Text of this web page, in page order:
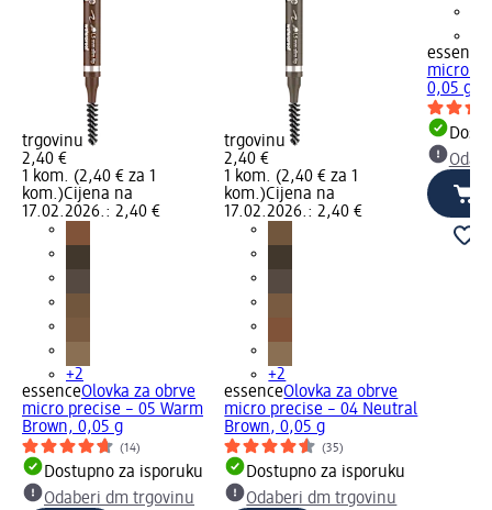
trgovinu
2,40 €
1 kom. (2,40 € za 1
kom.)Cijena na
17.02.2026.: 2,40 €
+2
essenceOlovka za obrve
micro precise – 05 Warm
Brown, 0,05 g
(14)
Dostupno za isporuku
Odaberi dm trgovinu
trgovinu
2,40 €
1 kom. (2,40 € za 1
kom.)Cijena na
17.02.2026.: 2,40 €
+2
essenceOlovka za obrve
micro precise – 04 Neutral
Brown, 0,05 g
(35)
Dostupno za isporuku
Odaberi dm trgovinu
essence
micro
0,05 g